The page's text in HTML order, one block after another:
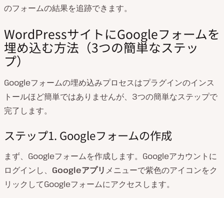
のフォームの結果を追跡できます。
WordPressサイトにGoogleフォームを
埋め込む方法（3つの簡単なステッ
プ）
Googleフォームの埋め込みプロセスはプラグインのインス
トールほど簡単ではありませんが、3つの簡単なステップで
完了します。
ステップ1. Googleフォームの作成
まず、Googleフォームを作成します。Googleアカウントに
ログインし、 Googleアプリ メニューで紫色のアイコンをク
リックしてGoogleフォームにアクセスします。